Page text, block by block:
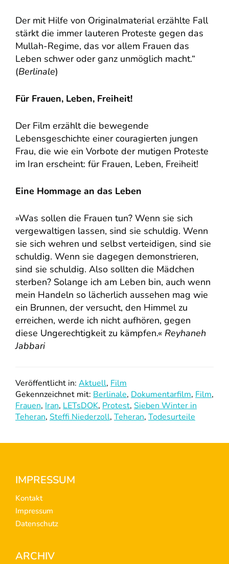
Der mit Hilfe von Originalmaterial erzählte Fall
stärkt die immer lauteren Proteste gegen das
Mullah-Regime, das vor allem Frauen das
Leben schwer oder ganz unmöglich macht.“
(Berlinale)
Für Frauen, Leben, Freiheit!
Der Film erzählt die bewegende
Lebensgeschichte einer couragierten jungen
Frau, die wie ein Vorbote der mutigen Proteste
im Iran erscheint: für Frauen, Leben, Freiheit!
Eine Hommage an das Leben
»Was sollen die Frauen tun? Wenn sie sich
vergewaltigen lassen, sind sie schuldig. Wenn
sie sich wehren und selbst verteidigen, sind sie
schuldig. Wenn sie dagegen demonstrieren,
sind sie schuldig. Also sollten die Mädchen
sterben? Solange ich am Leben bin, auch wenn
mein Handeln so lächerlich aussehen mag wie
ein Brunnen, der versucht, den Himmel zu
erreichen, werde ich nicht aufhören, gegen
diese Ungerechtigkeit zu kämpfen.« Reyhaneh
Jabbari
Veröffentlicht in: Aktuell, Film
Gekennzeichnet mit: Berlinale, Dokumentarfilm, Film,
Frauen, Iran, LETsDOK, Protest, Sieben Winter in
Teheran, Steffi Niederzoll, Teheran, Todesurteile
Footer
IMPRESSUM
Kontakt
Impressum
Datenschutz
ARCHIV